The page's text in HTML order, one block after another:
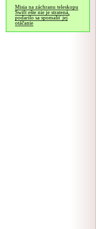
Misia na záchranu teleskopu
Swift ešte nie je stratená,
podarilo sa spomaliť jej
otáčanie